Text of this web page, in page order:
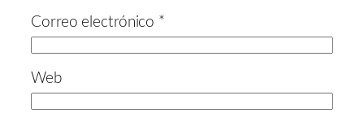
Correo electrónico *
Web